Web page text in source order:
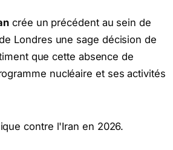
crée un précédent au sein de
Londres une sage décision de
que cette absence de
nucléaire et ses activités